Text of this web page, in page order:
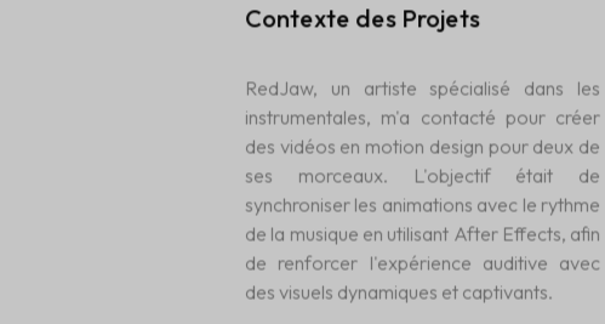
Contexte des Projets
RedJaw, un artiste spécialisé dans les
instrumentales, m'a contacté pour créer
des vidéos en motion design pour deux de
ses morceaux. L'objectif était de
synchroniser les animations avec le rythme
de la musique en utilisant After Effects, afin
de renforcer l'expérience auditive avec
des visuels dynamiques et captivants.